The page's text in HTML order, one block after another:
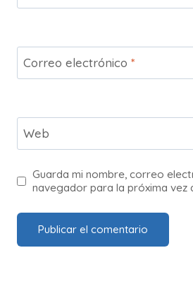
Correo electrónico *
Web
Guarda mi nombre, correo
navegador para la próxima vez